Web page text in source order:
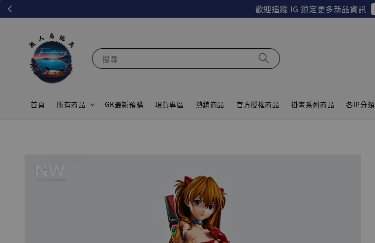
歡迎追蹤 IG 鎖定更多新品資訊
搜尋
首頁 所有商品 GK最新預購 現貨專區 熱銷商品 官方授權商品 掛畫系列商品 各IP分類